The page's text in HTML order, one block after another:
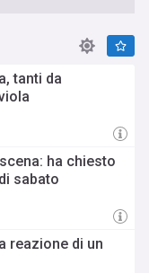
tanti da
ha chiesto
sabato
reazione di un